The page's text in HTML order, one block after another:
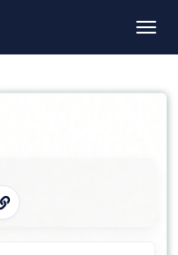
Copier le lien